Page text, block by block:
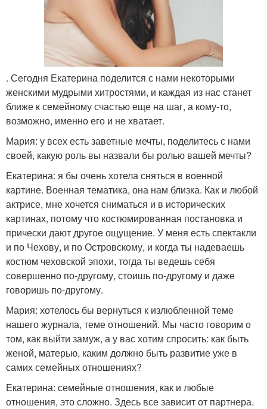
. Сегодня Екатерина поделится с нами некоторыми
женскими мудрыми хитростями, и каждая из нас станет
ближе к семейному счастью еще на шаг, а кому-то,
возможно, именно его и не хватает.
Мария: у всех есть заветные мечты, поделитесь с нами
своей, какую роль вы назвали бы ролью вашей мечты?
Екатерина: я бы очень хотела сняться в военной
картине. Военная тематика, она нам близка. Как и любой
актрисе, мне хочется сниматься и в исторических
картинах, потому что костюмированная постановка и
прически дают другое ощущение. У меня есть спектакли
и по Чехову, и по Островскому, и когда ты надеваешь
костюм чеховской эпохи, тогда ты ведешь себя
совершенно по-другому, стоишь по-другому и даже
говоришь по-другому.
Мария: хотелось бы вернуться к излюбленной теме
нашего журнала, теме отношений. Мы часто говорим о
том, как выйти замуж, а у вас хотим спросить: как быть
женой, матерью, каким должно быть развитие уже в
самих семейных отношениях?
Екатерина: семейные отношения, как и любые
отношения, это сложно. Здесь все зависит от партнера.